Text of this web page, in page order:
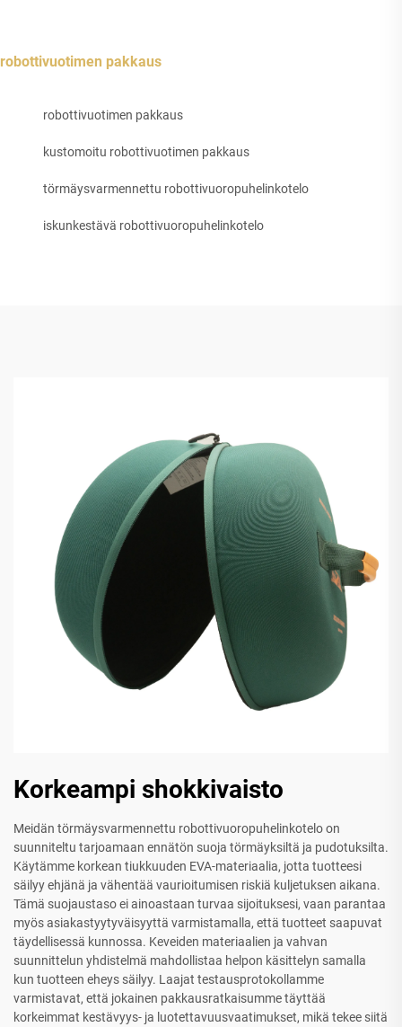
robottivuotimen pakkaus
robottivuotimen pakkaus
kustomoitu robottivuotimen pakkaus
törmäysvarmennettu robottivuoropuhelinkotelo
iskunkestävä robottivuoropuhelinkotelo
Korkeampi shokkivaisto
Meidän törmäysvarmennettu robottivuoropuhelinkotelo on
suunniteltu tarjoamaan ennätön suoja törmäyksiltä ja pudotuksilta.
Käytämme korkean tiukkuuden EVA-materiaalia, jotta tuotteesi
säilyy ehjänä ja vähentää vaurioitumisen riskiä kuljetuksen aikana.
Tämä suojaustaso ei ainoastaan turvaa sijoituksesi, vaan parantaa
myös asiakastyytyväisyyttä varmistamalla, että tuotteet saapuvat
täydellisessä kunnossa. Keveiden materiaalien ja vahvan
suunnittelun yhdistelmä mahdollistaa helpon käsittelyn samalla
kun tuotteen eheys säilyy. Laajat testausprotokollamme
varmistavat, että jokainen pakkausratkaisumme täyttää
korkeimmat kestävyys- ja luotettavuusvaatimukset, mikä tekee siitä